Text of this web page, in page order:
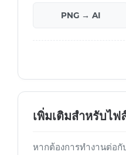
PNG → AI
เพิ่มเติมสำหรับไ
หากต้องการทำงานต่อ